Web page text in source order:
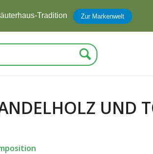
Tradition Zur Markenwelt
Suche
UND